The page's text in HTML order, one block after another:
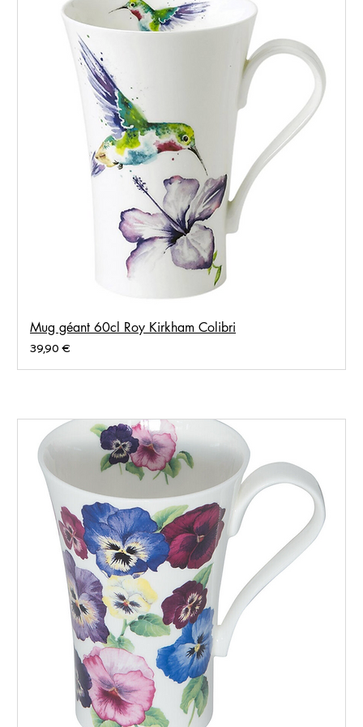
Mug géant 60cl Roy Kirkham Colibri
Prix
39,90 €